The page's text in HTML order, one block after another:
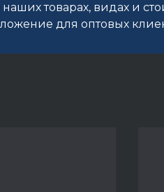
товарах, видах и
для оптовых